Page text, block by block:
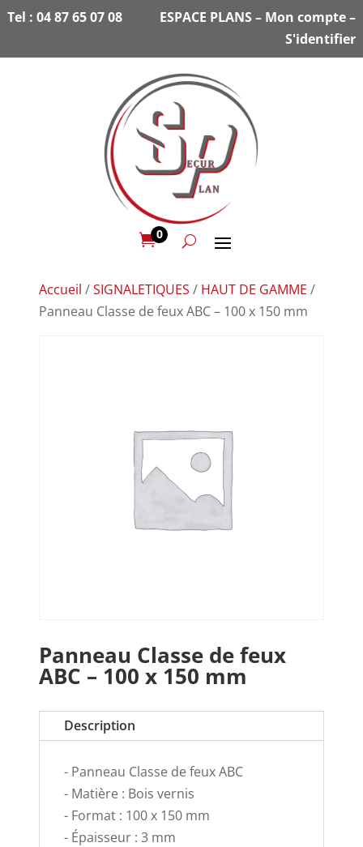
Tel : 04 87 65 07 08 ESPACE PLANS– Mon compte–
S'identifier
0
Accueil /SIGNALETIQUES / HAUT DE GAMME /
Panneau Classe de feux ABC – 100 x 150 mm
Panneau Classe de feux
ABC – 100 x 150 mm
Description
- Panneau Classe de feux ABC
- Matière : Bois vernis
- Format : 100 x 150 mm
- Épaisseur : 3 mm